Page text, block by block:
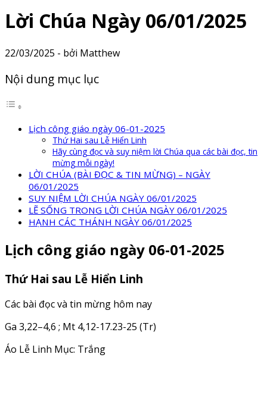
Lời Chúa Ngày 06/01/2025
22/03/2025 - bởi Matthew
Nội dung mục lục
Lịch công giáo ngày 06-01-2025
Thứ Hai sau Lễ Hiển Linh
Hãy cùng đọc và suy niệm lời Chúa qua các bài đọc, tin
mừng mỗi ngày!
LỜI CHÚA (BÀI ĐỌC & TIN MỪNG) – NGÀY
06/01/2025
SUY NIỆM LỜI CHÚA NGÀY 06/01/2025
LẼ SỐNG TRONG LỜI CHÚA NGÀY 06/01/2025
HẠNH CÁC THÁNH NGÀY 06/01/2025
Lịch công giáo ngày 06-01-2025
Thứ Hai sau Lễ Hiển Linh
Các bài đọc và tin mừng hôm nay
Ga 3,22–4,6 ; Mt 4,12-17.23-25 (Tr)
Áo Lễ Linh Mục: Trắng